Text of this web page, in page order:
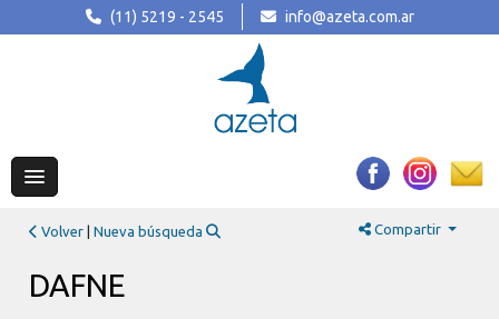
(11) 5219 - 2545 info@azeta.com.ar
Volver |Nueva búsqueda Compartir
DAFNE